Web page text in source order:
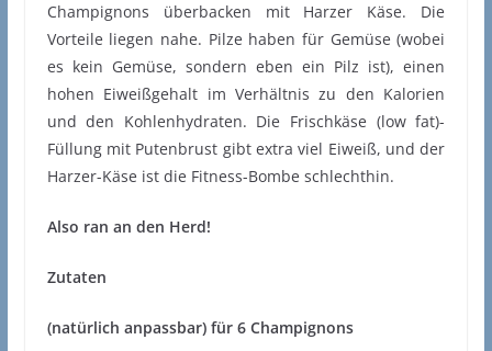
Champignons überbacken mit Harzer Käse. Die
Vorteile liegen nahe. Pilze haben für Gemüse (wobei
es kein Gemüse, sondern eben ein Pilz ist), einen
hohen Eiweißgehalt im Verhältnis zu den Kalorien
und den Kohlenhydraten. Die Frischkäse (low fat)-
Füllung mit Putenbrust gibt extra viel Eiweiß, und der
Harzer-Käse ist die Fitness-Bombe schlechthin.
Also ran an den Herd!
Zutaten
(natürlich anpassbar) für 6 Champignons